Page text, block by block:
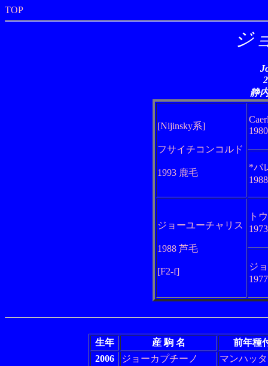
TOP
ジ
静
[Nijinsky系]
フサイチコンコルド
1993 鹿毛
*バ
ジョーユーチャリス
1988 芦毛
[F2-f]
ト
ジ
生年 産 駒 名
前年種
2006
ジョーカプチーノ
マンハッ